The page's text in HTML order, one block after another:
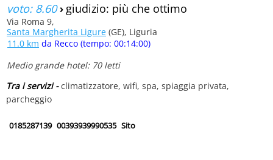
voto: 8.60› giudizio: più che ottimo
Via Roma 9,
Santa Margherita Ligure (GE), Liguria
11.0 km da Recco (tempo: 00:14:00)
Medio grande hotel: 70 letti
Tra i servizi -climatizzatore, wifi, spa, spiaggia privata,
parcheggio
0185287139 00393939990535 Sito